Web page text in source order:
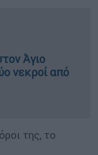
Άγιο
νεκροί από
της, το